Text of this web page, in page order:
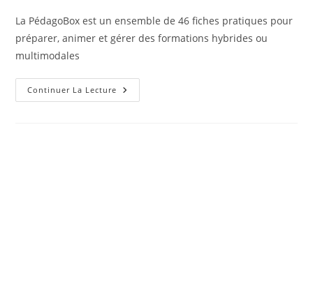
La PédagoBox est un ensemble de 46 fiches pratiques pour
préparer, animer et gérer des formations hybrides ou
multimodales
Continuer La Lecture La
PédagoBox